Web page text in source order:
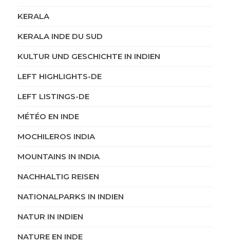
KERALA
KERALA INDE DU SUD
KULTUR UND GESCHICHTE IN INDIEN
LEFT HIGHLIGHTS-DE
LEFT LISTINGS-DE
MÉTÉO EN INDE
MOCHILEROS INDIA
MOUNTAINS IN INDIA
NACHHALTIG REISEN
NATIONALPARKS IN INDIEN
NATUR IN INDIEN
NATURE EN INDE